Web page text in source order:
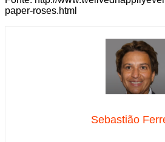
paper-roses.html
Sebastião